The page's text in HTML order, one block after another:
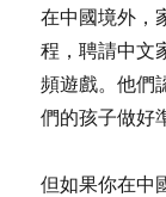
在中國境外，
程，聘請中文
頻遊戲。他們
們的孩子做好
但如果你在中